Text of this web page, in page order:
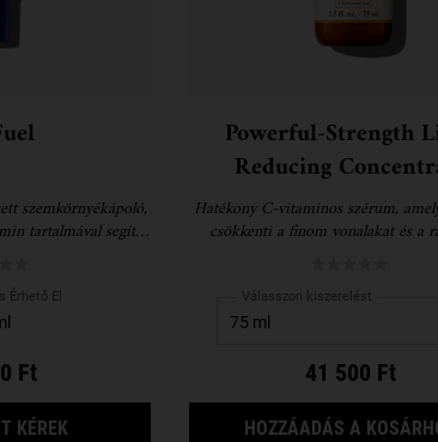
szemkörnyékápoló,
tartalmával segít
Érhető El
Ft
KÉREKAMIKOR A(Z) EYE FUEL ELÉRHETŐ
Powerful-Strength
Reducing
Hatékony C-vitaminos szérum,
csökkenti a finom vonalakat és a
Válasszon kiszerelést
41 500 Ft
HOZZÁADÁS A